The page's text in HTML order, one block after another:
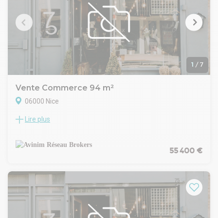
1 / 7
Vente Commerce 94 m²
06000 Nice
* EXCLUSIVITÉ *
boulevard de Cimiez, cession d'un local de restauration de 94
m² sur 3 niveaux, entièrement rénové et équipé, avec
complète (friteuses, plan de travail inox, hotte d'extraction,
chambre froide), comptoir et façade soignés, salle en étage
avec vue dégagée sur l'avenue, sanitaires aux normes.
L'ensemble des équipements et du mobilier est cédé avec le
Lire plus
55 400 €